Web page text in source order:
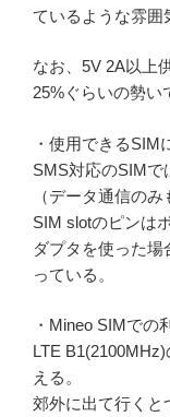
ているような雰囲
なお、5V 2A以上
25%ぐらいの勢い
・使用できるSIM
SMS対応のSIMで
（データ通信のみ
SIM slotのピンは
ダプタを使った
っている。
・Mineo SIMでの
LTE
える。
郊外に出て行くと